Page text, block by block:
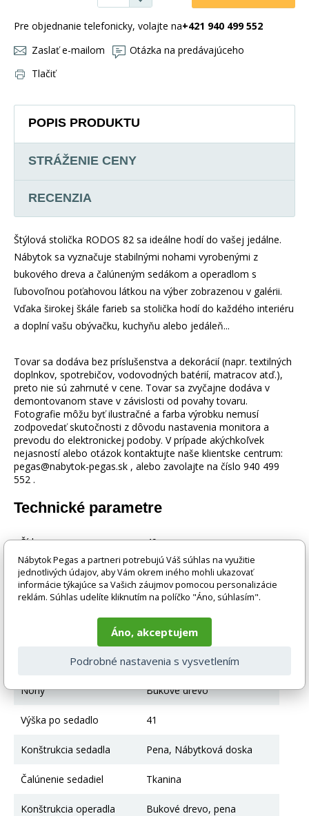
Pre objednanie telefonicky, volajte na+421 940 499 552
Zaslať e-mailom
Otázka na predávajúceho
Tlačiť
POPIS PRODUKTU
STRÁŽENIE CENY
RECENZIA
Štýlová stolička RODOS 82 sa ideálne hodí do vašej jedálne.
Nábytok sa vyznačuje stabilnými nohami vyrobenými z
bukového dreva a čalúneným sedákom a operadlom s
ľubovoľnou poťahovou látkou na výber zobrazenou v galérii.
Vďaka širokej škále farieb sa stolička hodí do každého interiéru
a doplní vašu obývačku, kuchyňu alebo jedáleň...
Tovar sa dodáva bez príslušenstva a dekorácií (napr. textilných
doplnkov, spotrebičov, vodovodných batérií, matracov atď.),
preto nie sú zahrnuté v cene. Tovar sa zvyčajne dodáva v
demontovanom stave v závislosti od povahy tovaru.
Fotografie môžu byť ilustračné a farba výrobku nemusí
zodpovedať skutočnosti z dôvodu nastavenia monitora a
prevodu do elektronickej podoby. V prípade akýchkoľvek
nejasností alebo otázok kontaktujte naše klientske centrum:
pegas@nabytok-pegas.sk , alebo zavolajte na číslo 940 499
552 .
Technické parametre
Šírka 49
Výška 82.5
Hĺbka 48
Tmavý orech
Hlavná farba Tmavý orech
Nohy Bukové drevo
Výška po sedadlo 41
Konštrukcia sedadla Pena, Nábytková doska
Čalúnenie sedadiel Tkanina
Konštrukcia operadla Bukové drevo, pena
Nábytok Pegas a partneri potrebujú Váš súhlas na využitie
jednotlivých údajov, aby Vám okrem iného mohli ukazovať
informácie týkajúce sa Vašich záujmov pomocou personalizácie
reklám. Súhlas udelíte kliknutím na políčko "Áno, súhlasím".
Áno, akceptujem
Podrobné nastavenia s vysvetlením